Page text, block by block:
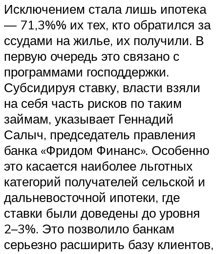
Исключением стала лишь ипотека
— 71,3%% их тех, кто обратился за
ссудами на жилье, их получили. В
первую очередь это связано с
программами господдержки.
Субсидируя ставку, власти взяли
на себя часть рисков по таким
займам, указывает Геннадий
Салыч, председатель правления
банка «Фридом Финанс». Особенно
это касается наиболее льготных
категорий получателей сельской и
дальневосточной ипотеки, где
ставки были доведены до уровня
2–3%. Это позволило банкам
серьезно расширить базу клиентов,